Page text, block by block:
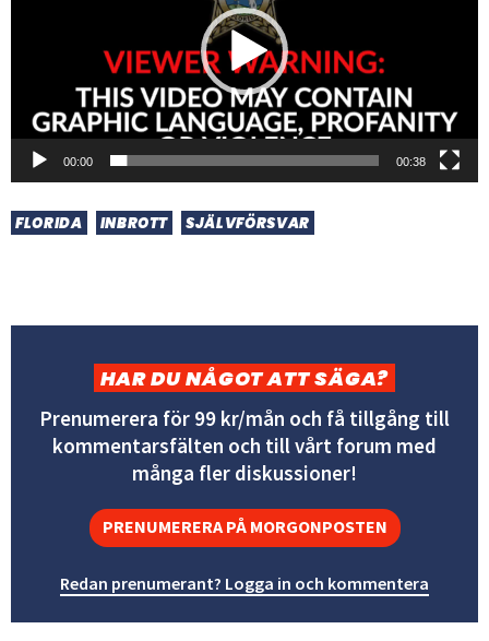
00:00 00:38
FLORIDA INBROTT SJÄLVFÖRSVAR
HAR DU NÅGOT ATT SÄGA?
Prenumerera för 99 kr/mån och få tillgång till
kommentarsfälten och till vårt forum med
många fler diskussioner!
PRENUMERERA PÅ MORGONPOSTEN
Redan prenumerant? Logga in och kommentera